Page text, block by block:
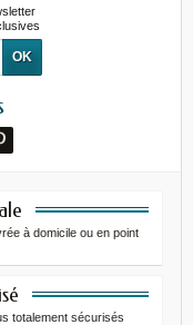
à domicile ou en point
totalement sécurisés